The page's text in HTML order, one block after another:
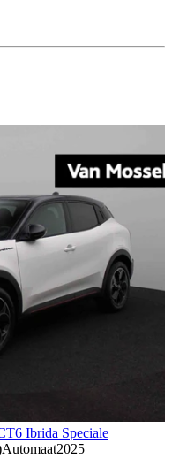
Ibrida Speciale
Automaat2025